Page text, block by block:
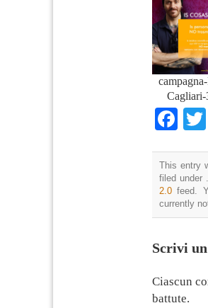
This entry
filed under
2.0 feed.
currently
Scrivi
Ciascun
battute.